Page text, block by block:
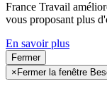
France Travail
vous proposant plus
En savoir plus
Fermer
× Fermer la fenêtre